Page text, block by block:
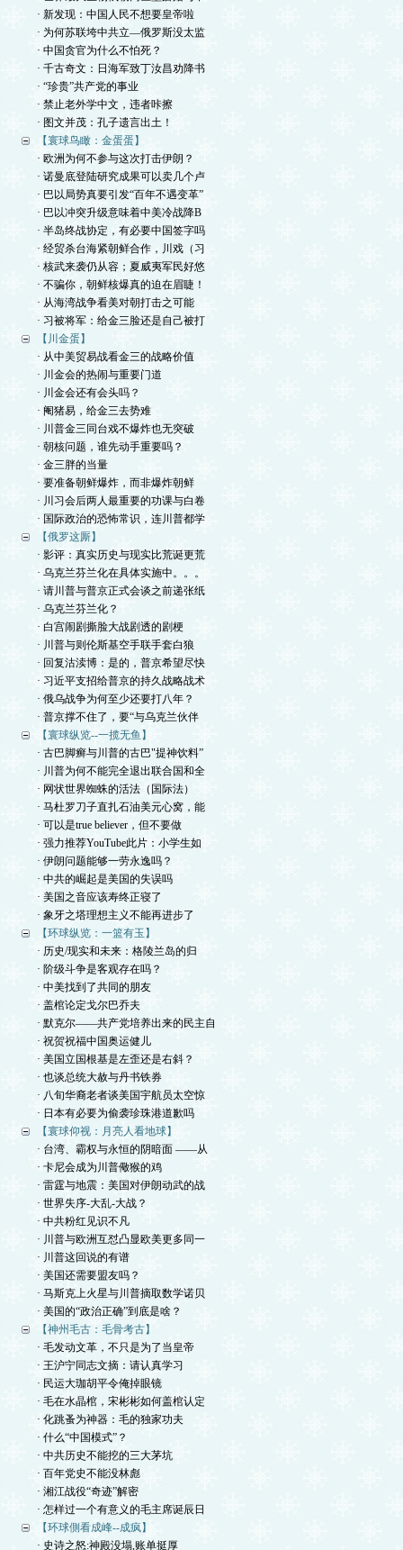
· 新发现：中国人民不想要皇帝啦
· 为何苏联垮中共立—俄罗斯没太监
· 中国贪官为什么不怕死？
· 千古奇文：日海军致丁汝昌劝降书
· “珍贵”共产党的事业
· 禁止老外学中文，违者咔擦
· 图文并茂：孔子遗言出土！
【寰球鸟瞰：金蛋蛋】
· 欧洲为何不参与这次打击伊朗？
· 诺曼底登陆研究成果可以卖几个卢
· 巴以局势真要引发“百年不遇变革”
· 巴以冲突升级意味着中美冷战降B
· 半岛终战协定，有必要中国签字吗
· 经贸杀台海紧朝鲜合作，川戏（习
· 核武来袭仍从容；夏威夷军民好悠
· 不骗你，朝鲜核爆真的迫在眉睫！
· 从海湾战争看美对朝打击之可能
· 习被将军：给金三脸还是自己被打
【川金蛋】
· 从中美贸易战看金三的战略价值
· 川金会的热闹与重要门道
· 川金会还有会头吗？
· 阉猪易，给金三去势难
· 川普金三同台戏不爆炸也无突破
· 朝核问题，谁先动手重要吗？
· 金三胖的当量
· 要准备朝鲜爆炸，而非爆炸朝鲜
· 川习会后两人最重要的功课与白卷
· 国际政治的恐怖常识，连川普都学
【俄罗这厮】
· 影评：真实历史与现实比荒诞更荒
· 乌克兰芬兰化在具体实施中。。。
· 请川普与普京正式会谈之前递张纸
· 乌克兰芬兰化？
· 白宫闹剧撕脸大战剧透的剧梗
· 川普与则伦斯基空手联手套白狼
· 回复沽渎博：是的，普京希望尽快
· 习近平支招给普京的持久战略战术
· 俄乌战争为何至少还要打八年？
· 普京撑不住了，要“与乌克兰伙伴
【寰球纵览--一揽无鱼】
· 古巴脚癣与川普的古巴"提神饮料”
· 川普为何不能完全退出联合国和全
· 网状世界蜘蛛的活法（国际法）
· 马杜罗刀子直扎石油美元心窝，能
· 可以是true believer，但不要做
· 强力推荐YouTube此片：小学生如
· 伊朗问题能够一劳永逸吗？
· 中共的崛起是美国的失误吗
· 美国之音应该寿终正寝了
· 象牙之塔理想主义不能再进步了
【环球纵览：一篮有玉】
· 历史/现实和未来：格陵兰岛的归
· 阶级斗争是客观存在吗？
· 中美找到了共同的朋友
· 盖棺论定戈尔巴乔夫
· 默克尔——共产党培养出来的民主自
· 祝贺祝福中国奥运健儿
· 美国立国根基是左歪还是右斜？
· 也谈总统大赦与丹书铁券
· 八旬华裔老者谈美国宇航员太空惊
· 日本有必要为偷袭珍珠港道歉吗
【寰球仰视：月亮人看地球】
· 台湾、霸权与永恒的阴暗面 ——从
· 卡尼会成为川普儆猴的鸡
· 雷霆与地震：美国对伊朗动武的战
· 世界失序-大乱-大战？
· 中共粉红见识不凡
· 川普与欧洲互怼凸显欧美更多同一
· 川普这回说的有谱
· 美国还需要盟友吗？
· 马斯克上火星与川普摘取数学诺贝
· 美国的“政治正确”到底是啥？
【神州毛古：毛骨考古】
· 毛发动文革，不只是为了当皇帝
· 王沪宁同志文摘：请认真学习
· 民运大珈胡平令俺掉眼镜
· 毛在水晶棺，宋彬彬如何盖棺认定
· 化跳蚤为神器：毛的独家功夫
· 什么“中国模式”？
· 中共历史不能挖的三大茅坑
· 百年党史不能没林彪
· 湘江战役“奇迹”解密
· 怎样过一个有意义的毛主席诞辰日
【环球側看成峰--成疯】
· 史诗之怒:神殿没塌,账单挺厚